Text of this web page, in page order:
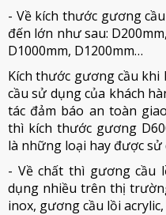
- Về kích thước gương
đến lớn như sau:
D1000mm, D1200mm…
Kích thước gương cầu
cầu sử dụng của khách
tác đảm báo an toàn
thì kích thước gương
là những loại hay được sử
- Về chất thì gương cầu
dụng nhiều trên thị
inox, gương cầu lồi